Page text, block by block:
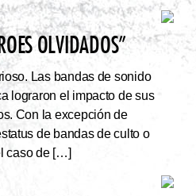
OLVIDADOS”
Las bandas de sonido
lograron el impacto de sus
Con la excepción de
de bandas de culto o
caso de […]